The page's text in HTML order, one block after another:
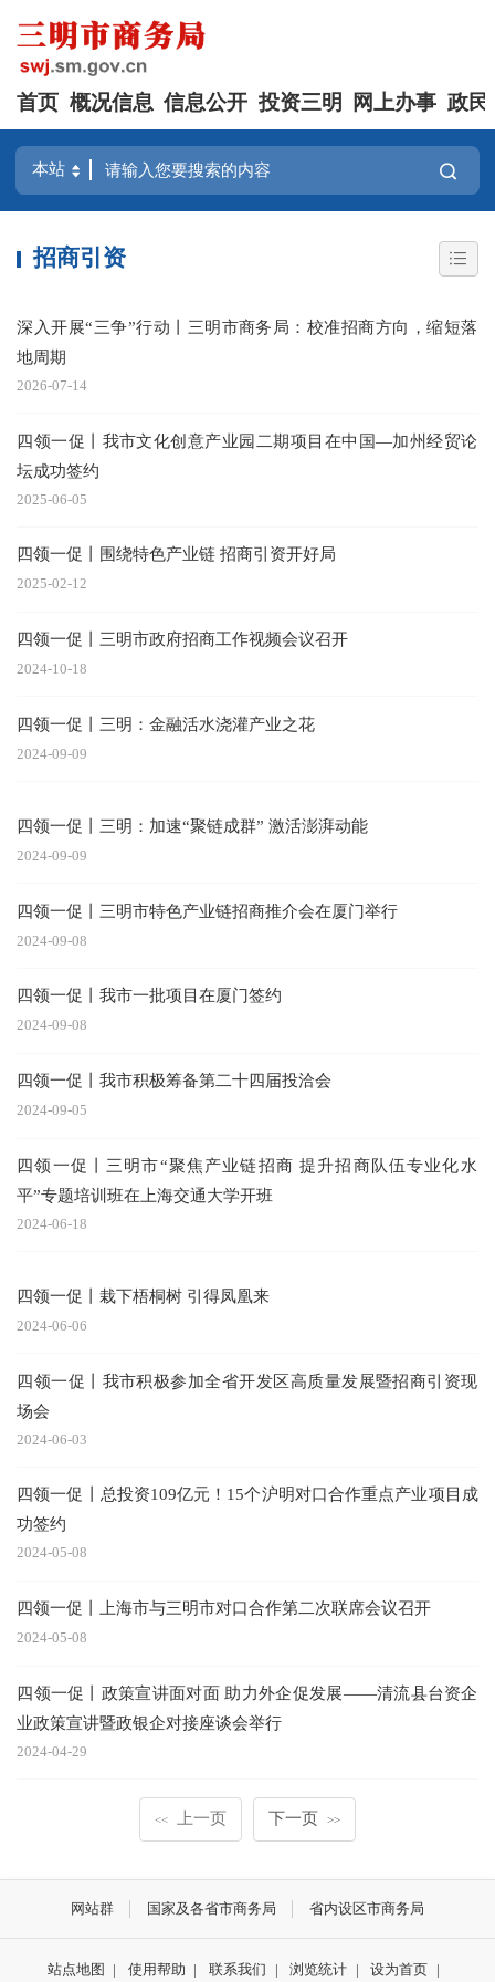
首页 概况信息 信息公开 投资三明 网上办事 政民
招商引资
深入开展“三争”行动丨三明市商务局：校准招商方向，缩短落
地周期
2026-07-14
四领一促丨我市文化创意产业园二期项目在中国—加州经贸论
坛成功签约
2025-06-05
四领一促丨围绕特色产业链 招商引资开好局
2025-02-12
四领一促丨三明市政府招商工作视频会议召开
2024-10-18
四领一促丨三明：金融活水浇灌产业之花
2024-09-09
四领一促丨三明：加速“聚链成群” 激活澎湃动能
2024-09-09
四领一促丨三明市特色产业链招商推介会在厦门举行
2024-09-08
四领一促丨我市一批项目在厦门签约
2024-09-08
四领一促丨我市积极筹备第二十四届投洽会
2024-09-05
四领一促丨三明市“聚焦产业链招商 提升招商队伍专业化水
平”专题培训班在上海交通大学开班
2024-06-18
四领一促丨栽下梧桐树 引得凤凰来
2024-06-06
四领一促丨我市积极参加全省开发区高质量发展暨招商引资现
场会
2024-06-03
四领一促丨总投资109亿元！15个沪明对口合作重点产业项目成
功签约
2024-05-08
四领一促丨上海市与三明市对口合作第二次联席会议召开
2024-05-08
四领一促丨政策宣讲面对面 助力外企促发展——清流县台资企
业政策宣讲暨政银企对接座谈会举行
2024-04-29
<< 上一页 下一页 >>
网站群 国家及各省市商务局 省内设区市商务局
站点地图 | 使用帮助 | 联系我们 | 浏览统计 | 设为首页 |